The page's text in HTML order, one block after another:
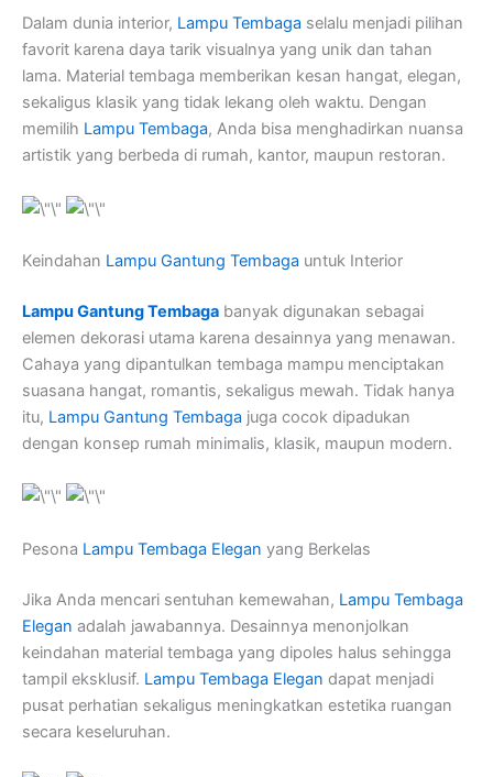
Dalam dunia interior, Lampu Tembaga selalu menjadi pilihan
favorit karena daya tarik visualnya yang unik dan tahan
lama. Material tembaga memberikan kesan hangat, elegan,
sekaligus klasik yang tidak lekang oleh waktu. Dengan
memilih Lampu Tembaga, Anda bisa menghadirkan nuansa
artistik yang berbeda di rumah, kantor, maupun restoran.
Keindahan Lampu Gantung Tembaga untuk Interior
Lampu Gantung Tembaga banyak digunakan sebagai
elemen dekorasi utama karena desainnya yang menawan.
Cahaya yang dipantulkan tembaga mampu menciptakan
suasana hangat, romantis, sekaligus mewah. Tidak hanya
itu, Lampu Gantung Tembaga juga cocok dipadukan
dengan konsep rumah minimalis, klasik, maupun modern.
Pesona Lampu Tembaga Elegan yang Berkelas
Jika Anda mencari sentuhan kemewahan, Lampu Tembaga
Elegan adalah jawabannya. Desainnya menonjolkan
keindahan material tembaga yang dipoles halus sehingga
tampil eksklusif. Lampu Tembaga Elegan dapat menjadi
pusat perhatian sekaligus meningkatkan estetika ruangan
secara keseluruhan.